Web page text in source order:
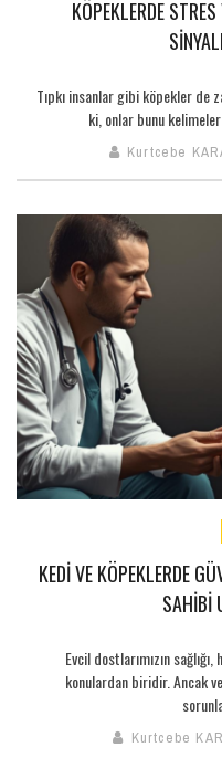
KÖPEKLERDE
Tıpkı insanlar gibi köpekler de
ki, onlar bunu
Kurtcebe
KEDI VE KÖPEKLERDE
SAHIBI
Evcil dostlarımızın
konulardan biridir. Ancak
Kurtcebe